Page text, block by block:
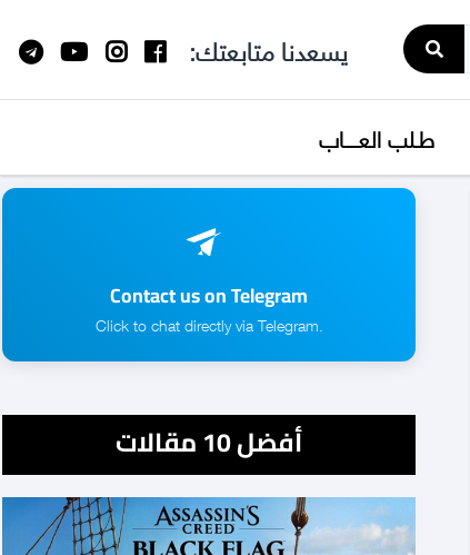
يسعدنا متابعتك:
طـلب العــــاب
Contact us on Telegram
.Click to chat directly via Telegram
أفضل 10 مقالات